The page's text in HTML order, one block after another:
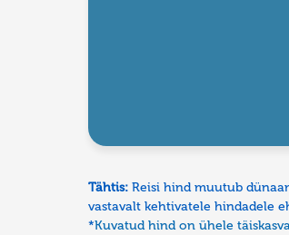
Tähtis: Reisi hind muutub
vastavalt kehtivatele hindadele
*Kuvatud hind on ühele